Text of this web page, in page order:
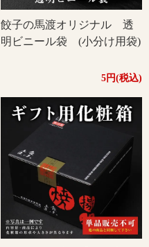
餃子の馬渡オリジナル 透
明ビニール袋 (小分け用袋)
5円(税込)